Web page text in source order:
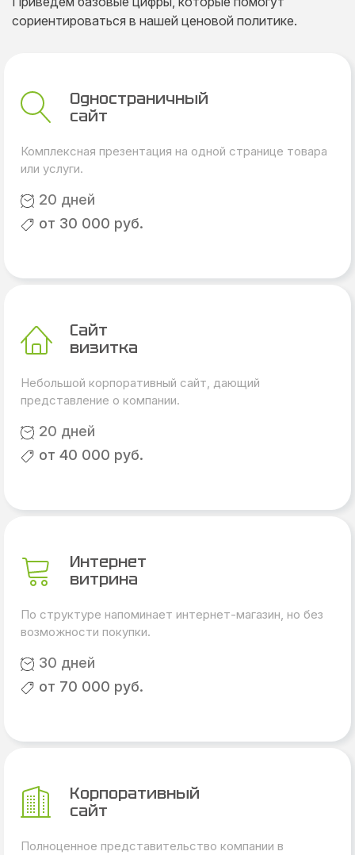
сориентироваться в нашей ценовой политике.
Одностраничный
сайт
Комплексная презентация на одной странице товара
или услуги.
20 дней
от 30 000 руб.
Сайт
визитка
Небольшой корпоративный сайт, дающий
представление о компании.
20 дней
от 40 000 руб.
Интернет
витрина
По структуре напоминает интернет-магазин, но без
возможности покупки.
30 дней
от 70 000 руб.
Корпоративный
сайт
Полноценное представительство компании в